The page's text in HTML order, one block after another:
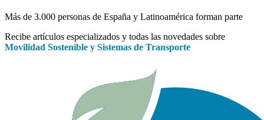
Más de 3.000 personas de España y Latinoamérica forman parte
Recibe artículos especializados y todas las novedades sobre
Movilidad Sostenible y Sistemas de Transporte